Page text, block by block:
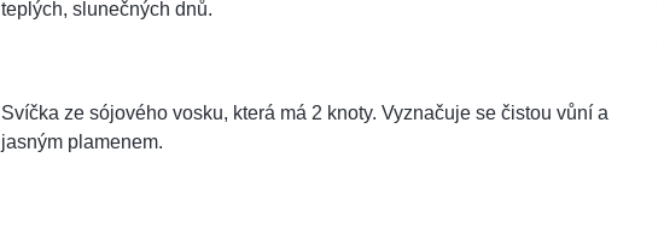
teplých, slunečných dnů.
Svíčka ze sójového vosku, která má 2 knoty. Vyznačuje se čistou vůní a
jasným plamenem.